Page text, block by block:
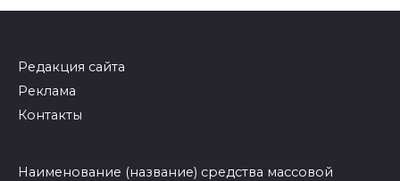
Редакция сайта
Реклама
Контакты
Наименование (название) средства массовой